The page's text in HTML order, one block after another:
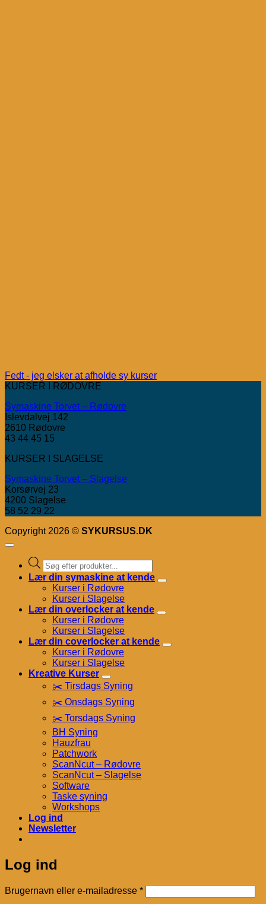
Fedt - jeg elsker at afholde sy kurser
KURSER I RØDOVRE
Symaskine Torvet – Rødovre
Islevdalvej 142
2610 Rødovre
43 44 45 15
KURSER I SLAGELSE
Symaskine Torvet – Slagelse
Korsørvej 23
4200 Slagelse
58 52 29 22
Copyright 2026 © SYKURSUS.DK
Products
search
Lær din symaskine at kende
Kurser i Rødovre
Kurser i Slagelse
Lær din overlocker at kende
Kurser i Rødovre
Kurser i Slagelse
Lær din coverlocker at kende
Kurser i Rødovre
Kurser i Slagelse
Kreative Kurser
✂️ Tirsdags Syning
✂️ Onsdags Syning
✂️ Torsdags Syning
BH Syning
Hauzfrau
Patchwork
ScanNcut – Rødovre
ScanNcut – Slagelse
Software
Taske syning
Workshops
Log ind
Newsletter
Log ind
Brugernavn eller e-mailadresse *Påkrævet